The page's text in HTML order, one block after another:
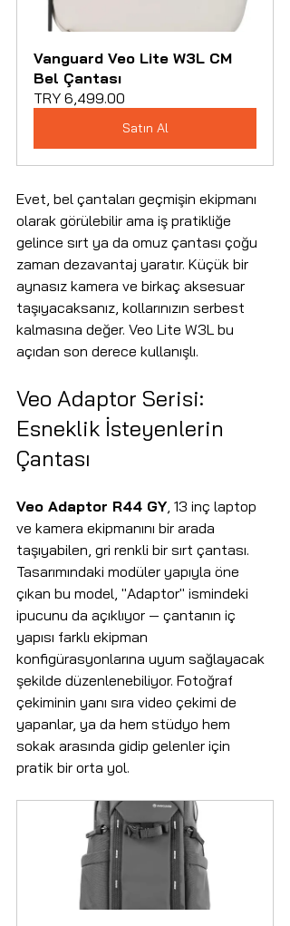
Vanguard Veo Lite W3L CM
Bel Çantası
TRY 6,499.00
Satın Al
Evet, bel çantaları geçmişin ekipmanı
olarak görülebilir ama iş pratikliğe
gelince sırt ya da omuz çantası çoğu
zaman dezavantaj yaratır. Küçük bir
aynasız kamera ve birkaç aksesuar
taşıyacaksanız, kollarınızın serbest
kalmasına değer. Veo Lite W3L bu
açıdan son derece kullanışlı.
Veo Adaptor Serisi:
Esneklik İsteyenlerin
Çantası
Veo Adaptor R44 GY, 13 inç laptop
ve kamera ekipmanını bir arada
taşıyabilen, gri renkli bir sırt çantası.
Tasarımındaki modüler yapıyla öne
çıkan bu model, "Adaptor" ismindeki
ipucunu da açıklıyor — çantanın iç
yapısı farklı ekipman
konfigürasyonlarına uyum sağlayacak
şekilde düzenlenebiliyor. Fotoğraf
çekiminin yanı sıra video çekimi de
yapanlar, ya da hem stüdyo hem
sokak arasında gidip gelenler için
pratik bir orta yol.